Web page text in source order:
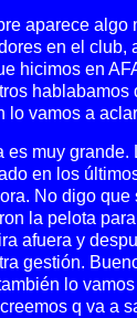
aparece algo
en el club,
hicimos en
hablabamos
lo vamos a
es muy
en los
No digo que
la pelota
afuera y
gestión.
lo
q va a